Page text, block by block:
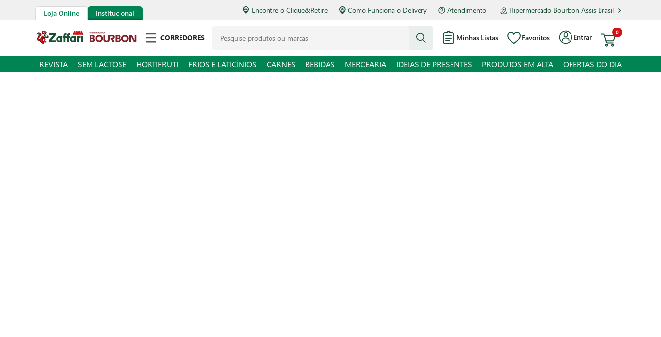
Loja Online Institucional Encontre o Clique&Retire Como Funciona o Delivery Atendimento Hipermercado Bourbon Assis Brasil
CORREDORES Minhas Listas Favoritos Entrar
0
REVISTA SEM LACTOSE HORTIFRUTI FRIOS E LATICÍNIOS CARNES BEBIDAS MERCEARIA IDEIAS DE PRESENTES PRODUTOS EM ALTA OFERTAS DO DIA